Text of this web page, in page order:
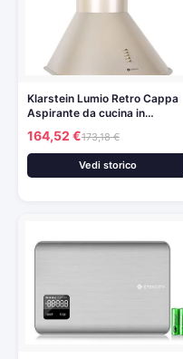
Klarstein Lumio Retro Cappa
Aspirante da cucina in…
164,52 €173,18 €
Vedi storico